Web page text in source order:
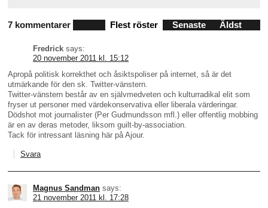
7 kommentarer Flest röster Senaste Äldst
Fredrick says:
20 november 2011 kl. 15:12
Apropå politisk korrekthet och åsiktspoliser på internet, så är det
utmärkande för den sk. Twitter-vänstern.
Twitter-vänstern består av en självmedveten och kulturradikal elit som
fryser ut personer med värdekonservativa eller liberala värderingar.
Dödshot mot journalister (Per Gudmundsson mfl.) eller offentlig mobbing
är en av deras metoder, liksom guilt-by-association.
Tack för intressant läsning här på Ajour.
Svara
Magnus Sandman says:
21 november 2011 kl. 17:28